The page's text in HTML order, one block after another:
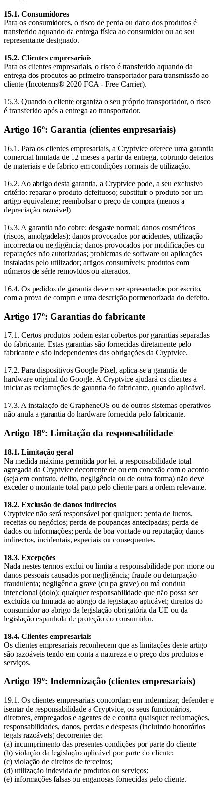
15.1. Consumidores
Para os consumidores, o risco de perda ou dano dos produtos é
transferido aquando da entrega física ao consumidor ou ao seu
representante designado.
15.2. Clientes empresariais
Para os clientes empresariais, o risco é transferido aquando da
entrega dos produtos ao primeiro transportador para transmissão ao
cliente (Incoterms® 2020 FCA - Free Carrier).
15.3. Quando o cliente organiza o seu próprio transportador, o risco
é transferido após a entrega ao transportador.
Artigo 16º: Garantia (clientes empresariais)
16.1. Para os clientes empresariais, a Cryptvice oferece uma garantia
comercial limitada de 12 meses a partir da entrega, cobrindo defeitos
de materiais e de fabrico em condições normais de utilização.
16.2. Ao abrigo desta garantia, a Cryptvice pode, a seu exclusivo
critério: reparar o produto defeituoso; substituir o produto por um
artigo equivalente; reembolsar o preço de compra (menos a
depreciação razoável).
16.3. A garantia não cobre: desgaste normal; danos cosméticos
(riscos, amolgadelas); danos provocados por acidentes, utilização
incorrecta ou negligência; danos provocados por modificações ou
reparações não autorizadas; problemas de software ou aplicações
instaladas pelo utilizador; artigos consumíveis; produtos com
números de série removidos ou alterados.
16.4. Os pedidos de garantia devem ser apresentados por escrito,
com a prova de compra e uma descrição pormenorizada do defeito.
Artigo 17º: Garantias do fabricante
17.1. Certos produtos podem estar cobertos por garantias separadas
do fabricante. Estas garantias são fornecidas diretamente pelo
fabricante e são independentes das obrigações da Cryptvice.
17.2. Para dispositivos Google Pixel, aplica-se a garantia de
hardware original do Google. A Cryptvice ajudará os clientes a
iniciar as reclamações de garantia do fabricante, quando aplicável.
17.3. A instalação de GrapheneOS ou de outros sistemas operativos
não anula a garantia do hardware fornecida pelo fabricante.
Artigo 18º: Limitação da responsabilidade
18.1. Limitação geral
Na medida máxima permitida por lei, a responsabilidade total
agregada da Cryptvice decorrente de ou em conexão com o acordo
(seja em contrato, delito, negligência ou de outra forma) não deve
exceder o montante total pago pelo cliente para a ordem relevante.
18.2. Exclusão de danos indirectos
Cryptvice não será responsável por qualquer: perda de lucros,
receitas ou negócios; perda de poupanças antecipadas; perda de
dados ou informações; perda de boa vontade ou reputação; danos
indirectos, incidentais, especiais ou consequentes.
18.3. Excepções
Nada nestes termos exclui ou limita a responsabilidade por: morte ou
danos pessoais causados por negligência; fraude ou deturpação
fraudulenta; negligência grave (culpa grave) ou má conduta
intencional (dolo); qualquer responsabilidade que não possa ser
excluída ou limitada ao abrigo da legislação aplicável; direitos do
consumidor ao abrigo da legislação obrigatória da UE ou da
legislação espanhola de proteção do consumidor.
18.4. Clientes empresariais
Os clientes empresariais reconhecem que as limitações deste artigo
são razoáveis tendo em conta a natureza e o preço dos produtos e
serviços.
Artigo 19º: Indemnização (clientes empresariais)
19.1. Os clientes empresariais concordam em indemnizar, defender e
isentar de responsabilidade a Cryptvice, os seus funcionários,
diretores, empregados e agentes de e contra quaisquer reclamações,
responsabilidades, danos, perdas e despesas (incluindo honorários
legais razoáveis) decorrentes de:
(a) incumprimento das presentes condições por parte do cliente
(b) violação da legislação aplicável por parte do cliente;
(c) violação de direitos de terceiros;
(d) utilização indevida de produtos ou serviços;
(e) informações falsas ou enganosas fornecidas pelo cliente.